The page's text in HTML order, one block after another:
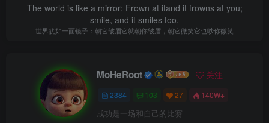
顶点颜色节点 – 添加了复选框以将组件显示为颜色选择
器。
修复
位置对象和 Swarm 节点种子编辑控件无法正常工作。
The world is like a mirror: Frown at itand it frowns at you;
smile, and it smiles too.
世界犹如一面镜子：朝它皱眉它就朝你皱眉，朝它微笑它也吵你微笑
MoHeRoot 关注
2384 103 27 140W+
成功是一场和自己的比赛